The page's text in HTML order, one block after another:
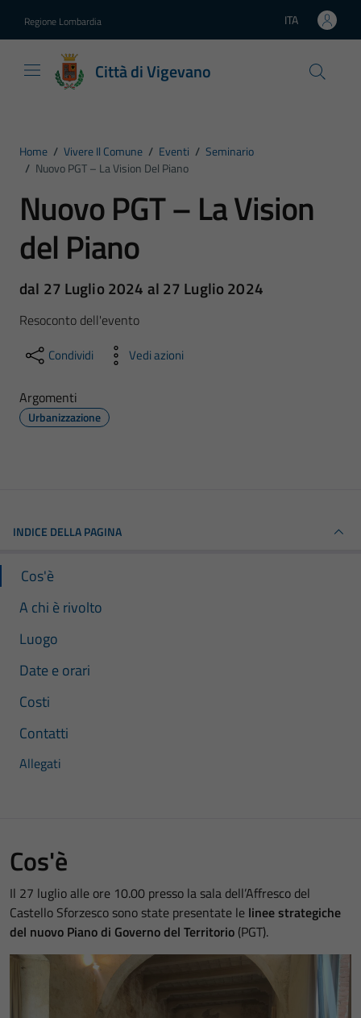
Regione Lombardia Lingua attiva:
ITA
Città di Vigevano
Home / Vivere Il Comune / Eventi / Seminario
/ Nuovo PGT – La Vision Del Piano
Nuovo PGT – La Vision
del Piano
dal 27 Luglio 2024 al 27 Luglio 2024
Resoconto dell'evento
Condividi Vedi azioni
Argomenti
Urbanizzazione
INDICE DELLA PAGINA
Cos'è
A chi è rivolto
Luogo
Date e orari
Costi
Contatti
Allegati
Cos'è
Il 27 luglio alle ore 10.00 presso la sala dell’Affresco del
Castello Sforzesco sono state presentate le linee strategiche
del nuovo Piano di Governo del Territorio (PGT).